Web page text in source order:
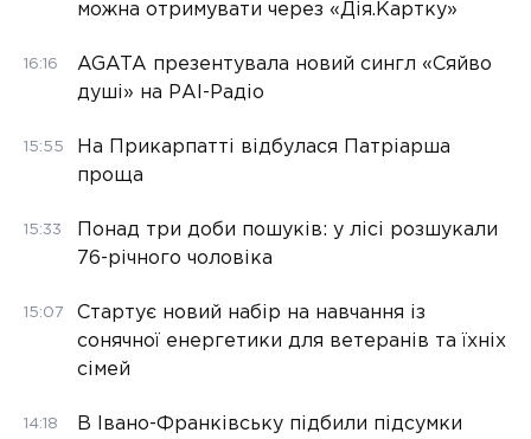
можна отримувати через «Дія.Картку»
16:16
AGATA презентувала новий сингл «Сяйво
душі» на РАІ-Радіо
15:55
На Прикарпатті відбулася Патріарша
проща
15:33
Понад три доби пошуків: у лісі розшукали
76-річного чоловіка
15:07
Стартує новий набір на навчання із
сонячної енергетики для ветеранів та їхніх
сімей
14:18
В Івано-Франківську підбили підсумки